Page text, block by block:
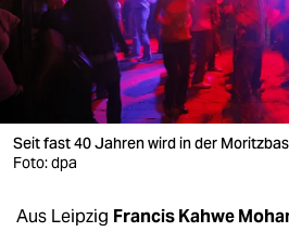
wahrheit
verlag
verlag
veranstaltungen
shop
Seit fast 40 Jahren wird in der
Foto: dpa
Aus Leipzig Francis Kahwe